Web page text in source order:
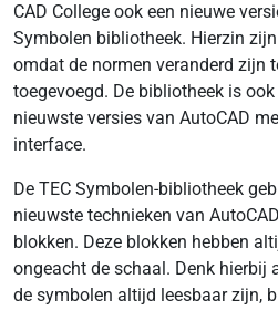
CAD College ook een nieuwe
Symbolen bibliotheek. Hierzin
omdat de normen veranderd zijn
toegevoegd. De bibliotheek is
nieuwste versies van AutoCAD
interface.
De TEC Symbolen-bibliotheek
nieuwste technieken van
blokken. Deze blokken hebben
ongeacht de schaal. Denk hierbij
de symbolen altijd leesbaar zijn,